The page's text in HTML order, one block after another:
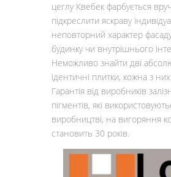
цеглу Квебек фарбується
підкреслити яскраву
неповторний характер
будинку чи внутрішнього
Неможливо знайти дві
ідентичні плитки, кожна з
Гарантія від виробників
пігментів, які
виробництві, на вигоряння
становить 30 років.